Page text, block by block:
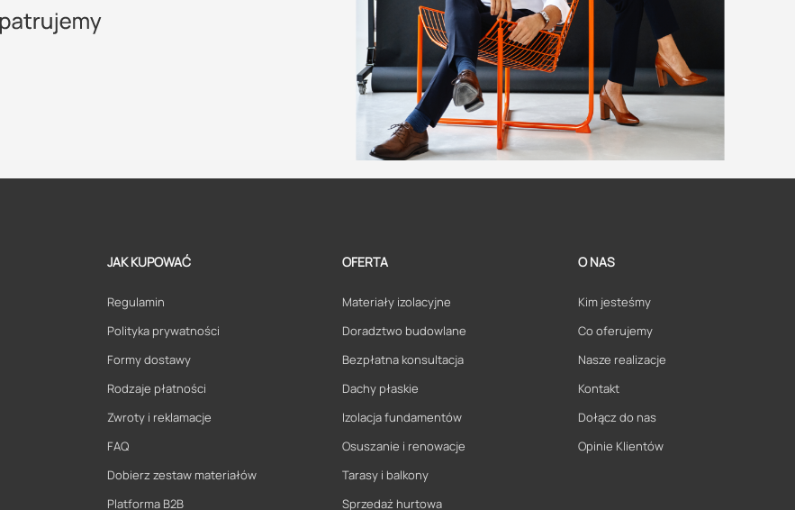
JAK KUPOWAĆ
Regulamin
Polityka prywatności
Formy dostawy
Rodzaje płatności
Zwroty i reklamacje
FAQ
Dobierz zestaw materiałów
Platforma B2B
OFERTA
Materiały izolacyjne
Doradztwo budowlane
Bezpłatna konsultacja
Dachy płaskie
Izolacja fundamentów
Osuszanie i renowacje
Tarasy i balkony
Sprzedaż hurtowa
O NAS
Kim jesteśmy
Co oferujemy
Nasze realizacje
Kontakt
Dołącz do nas
Opinie Klientów